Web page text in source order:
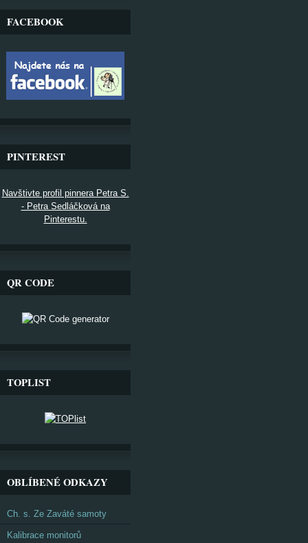
FACEBOOK
PINTEREST
Navštivte profil pinnera Petra S.
- Petra Sedláčková na
Pinterestu.
QR CODE
TOPLIST
OBLÍBENÉ ODKAZY
Ch. s. Ze Zaváté samoty
Kalibrace monitorů